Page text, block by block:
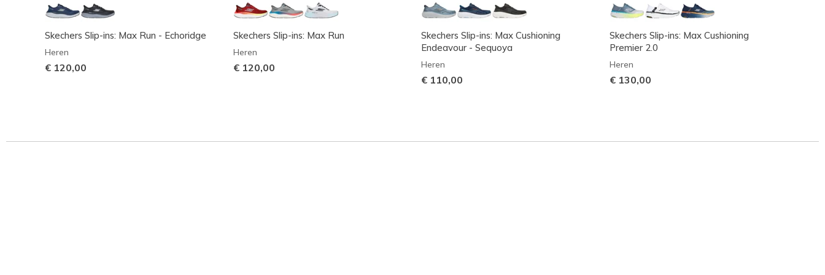
Skechers Slip-ins: Max Run - Echoridge
Heren
€ 120,00
Skechers Slip-ins: Max Run
Heren
€ 120,00
Skechers Slip-ins: Max Cushioning
Endeavour - Sequoya
Heren
€ 110,00
Skechers Slip-ins: Max Cushioning
Premier 2.0
Heren
€ 130,00